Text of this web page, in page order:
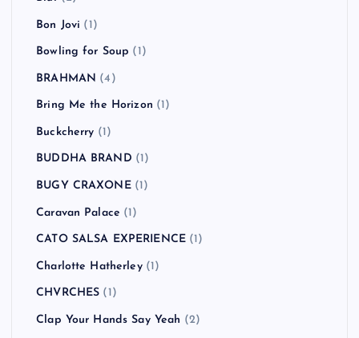
Bon Jovi (1)
Bowling for Soup (1)
BRAHMAN (4)
Bring Me the Horizon (1)
Buckcherry (1)
BUDDHA BRAND (1)
BUGY CRAXONE(1)
Caravan Palace (1)
CATO SALSA EXPERIENCE (1)
Charlotte Hatherley(1)
CHVRCHES (1)
Clap Your Hands Say Yeah (2)